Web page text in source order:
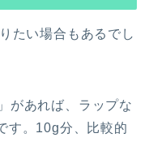
たい場合もあるでし
があれば、ラップな
す。10g分、比較的